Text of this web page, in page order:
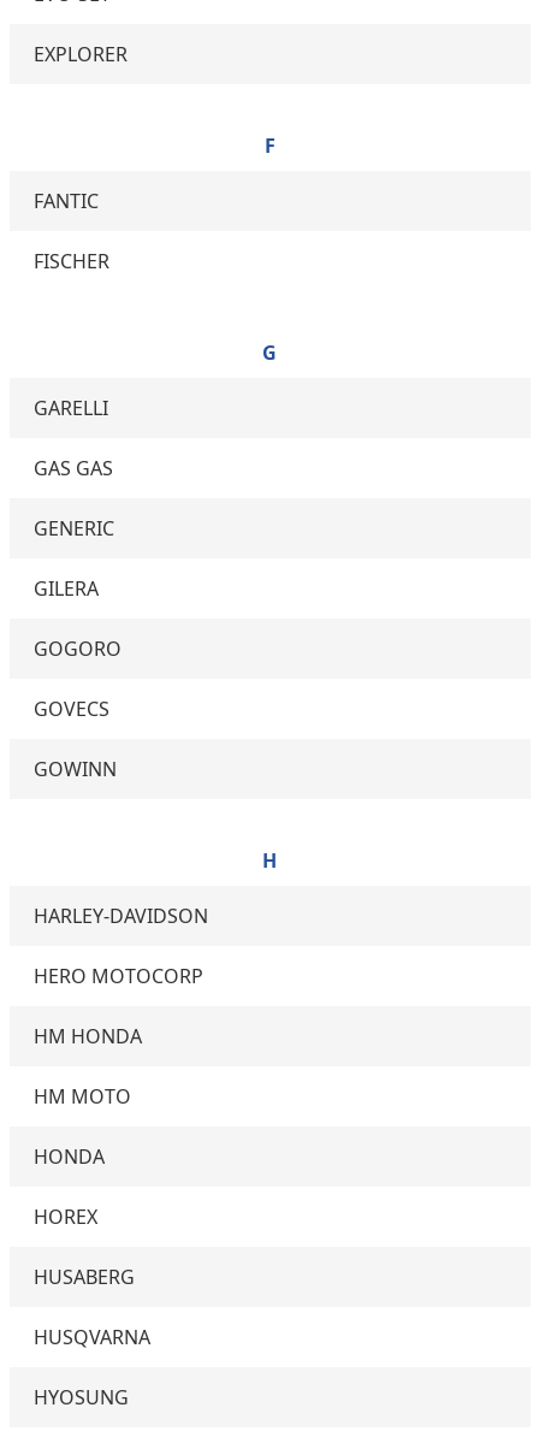
EXPLORER
F
FANTIC
FISCHER
G
GARELLI
GAS GAS
GENERIC
GILERA
GOGORO
GOVECS
GOWINN
H
HARLEY-DAVIDSON
HERO MOTOCORP
HM HONDA
HM MOTO
HONDA
HOREX
HUSABERG
HUSQVARNA
HYOSUNG